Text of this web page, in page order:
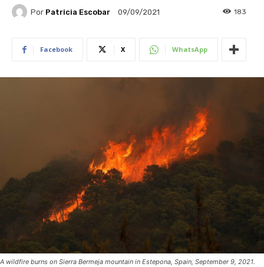
Por Patricia Escobar 09/09/2021 183
Facebook X WhatsApp
A wildfire burns on Sierra Bermeja mountain in Estepona, Spain, September 9, 2021.